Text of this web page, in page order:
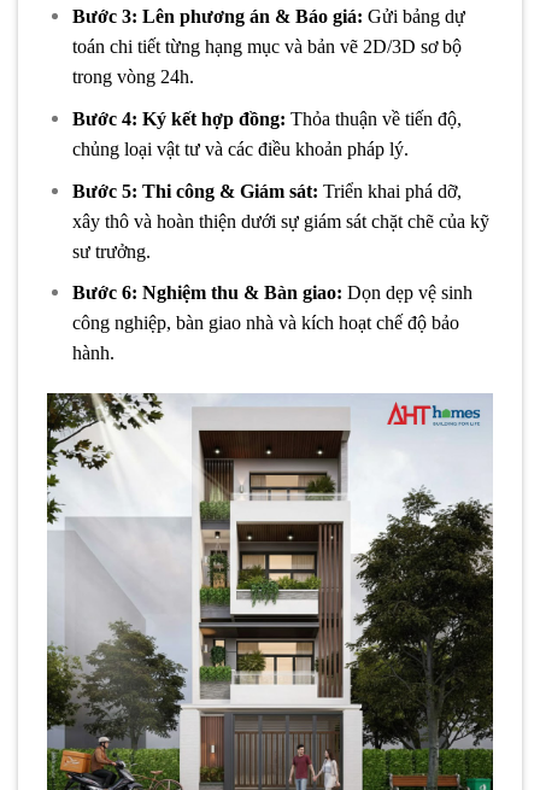
Bước 3: Lên phương án & Báo giá: Gửi bảng dự
toán chi tiết từng hạng mục và bản vẽ 2D/3D sơ bộ
trong vòng 24h.
Bước 4: Ký kết hợp đồng: Thỏa thuận về tiến độ,
chủng loại vật tư và các điều khoản pháp lý.
Bước 5: Thi công & Giám sát: Triển khai phá dỡ,
xây thô và hoàn thiện dưới sự giám sát chặt chẽ của kỹ
sư trưởng.
Bước 6: Nghiệm thu & Bàn giao: Dọn dẹp vệ sinh
công nghiệp, bàn giao nhà và kích hoạt chế độ bảo
hành.